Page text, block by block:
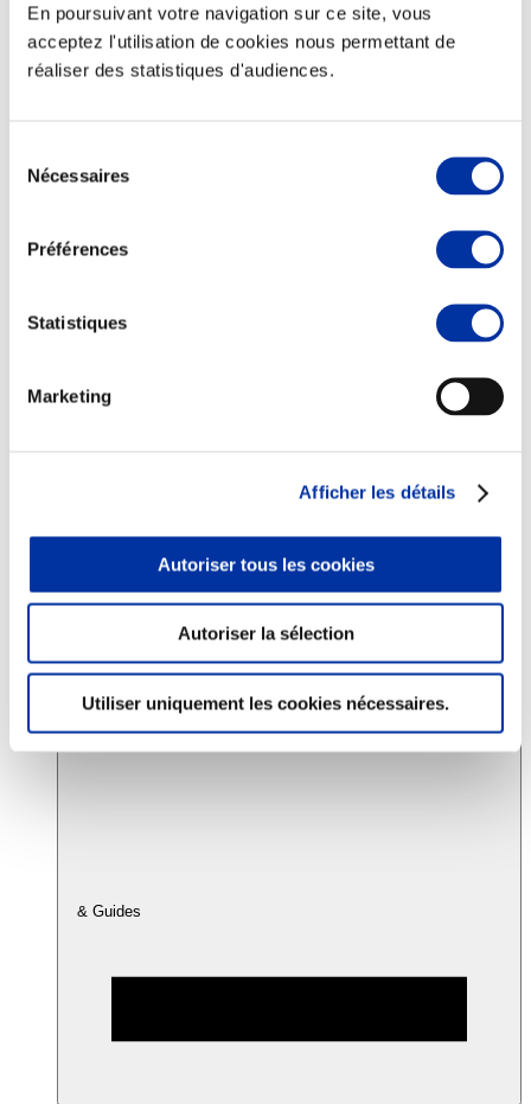
En poursuivant votre navigation sur ce site, vous
acceptez l'utilisation de cookies nous permettant de
réaliser des statistiques d'audiences.
Nécessaires
Préférences
Statistiques
Marketing
Afficher les détails
Autoriser tous les cookies
Autoriser la sélection
Utiliser uniquement les cookies nécessaires.
Consommation
Viandes et santé
Juste rémunération et attractivité des métiers
Sources d’information
Accords
& Guides